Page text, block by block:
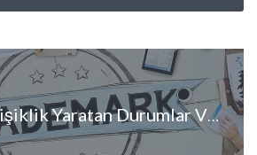
Markada Değişiklik Yaratan Durumlar Ve Zorunlu Belgeler